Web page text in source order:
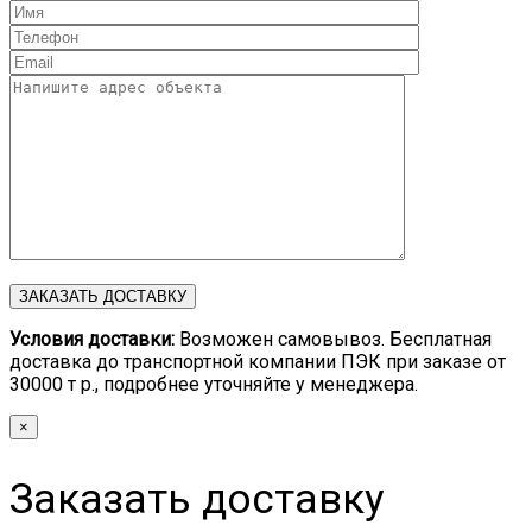
Условия доставки: Возможен самовывоз. Бесплатная
доставка до транспортной компании ПЭК при заказе от
30000 т р., подробнее уточняйте у менеджера.
×
Заказать доставку